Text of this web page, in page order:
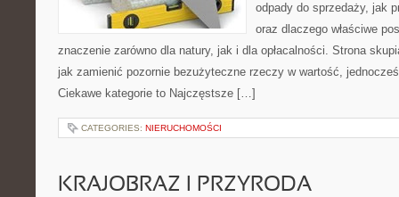
odpady do sprzedaży, jak
oraz dlaczego właściwe
znaczenie zarówno dla natury, jak i dla opłacalności. Strona
jak zamienić pozornie bezużyteczne rzeczy w wartość,
Ciekawe kategorie to Najczęstsze […]
CATEGORIES: NIERUCHOMOŚCI
KRAJOBRAZ I PRZYRODA